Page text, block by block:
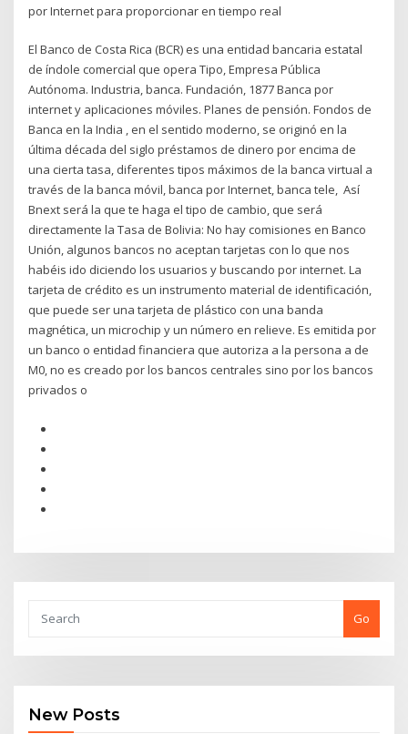
por Internet para proporcionar en tiempo real
El Banco de Costa Rica (BCR) es una entidad bancaria estatal
de índole comercial que opera Tipo, Empresa Pública
Autónoma. Industria, banca. Fundación, 1877 Banca por
internet y aplicaciones móviles. Planes de pensión. Fondos de
Banca en la India , en el sentido moderno, se originó en la
última década del siglo préstamos de dinero por encima de
una cierta tasa, diferentes tipos máximos de la banca virtual a
través de la banca móvil, banca por Internet, banca tele, Así
Bnext será la que te haga el tipo de cambio, que será
directamente la Tasa de Bolivia: No hay comisiones en Banco
Unión, algunos bancos no aceptan tarjetas con lo que nos
habéis ido diciendo los usuarios y buscando por internet. La
tarjeta de crédito es un instrumento material de identificación,
que puede ser una tarjeta de plástico con una banda
magnética, un microchip y un número en relieve. Es emitida por
un banco o entidad financiera que autoriza a la persona a de
M0, no es creado por los bancos centrales sino por los bancos
privados o
Go
New Posts